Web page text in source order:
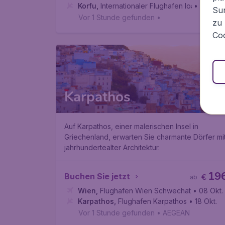
Korfu, Internationaler Flughafen Ioannis• 27 Sep.
Vor 1 Stunde gefunden •
Karpathos
Auf Karpathos, einer malerischen Insel in
Griechenland, erwarten Sie charmante Dörfer
jahrhundertealter Architektur.
Buchen Sie jetzt €
ab
Wien, Flughafen Wien Schwechat • 08 Okt.
Karpathos, Flughafen Karpathos • 18 Okt.
Vor 1 Stunde gefunden • AEGEAN
zu